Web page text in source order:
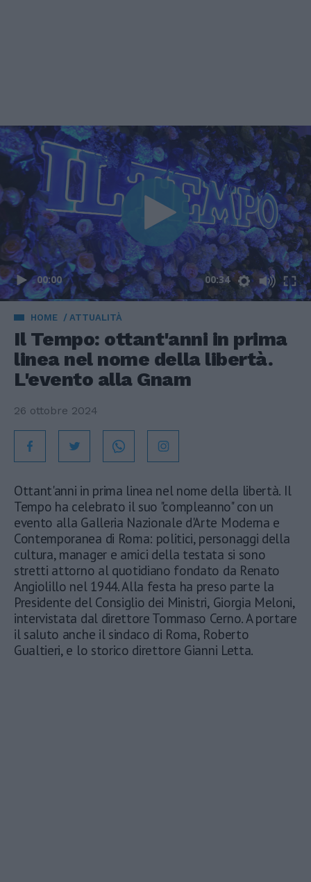
00:00 00:34
HOME ATTUALITÀ
Il Tempo: ottant'anni in prima
linea nel nome della libertà.
L'evento alla Gnam
26 ottobre 2024
Ottant'anni in prima linea nel nome della libertà. Il
Tempo ha celebrato il suo "compleanno" con un
evento alla Galleria Nazionale d'Arte Moderna e
Contemporanea di Roma: politici, personaggi della
cultura, manager e amici della testata si sono
stretti attorno al quotidiano fondato da Renato
Angiolillo nel 1944. Alla festa ha preso parte la
Presidente del Consiglio dei Ministri, Giorgia Meloni,
intervistata dal direttore Tommaso Cerno. A portare
il saluto anche il sindaco di Roma, Roberto
Gualtieri, e lo storico direttore Gianni Letta.